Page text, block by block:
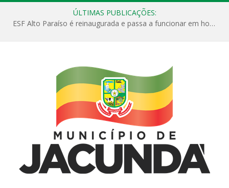
ÚLTIMAS PUBLICAÇÕES:
ESF Alto Paraíso é reinaugurada e passa a funcionar em horário estendido